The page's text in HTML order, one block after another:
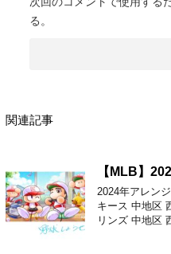
る。
関連記事
【MLB】
2024年アレン
キース 中地区
リンズ 中地区